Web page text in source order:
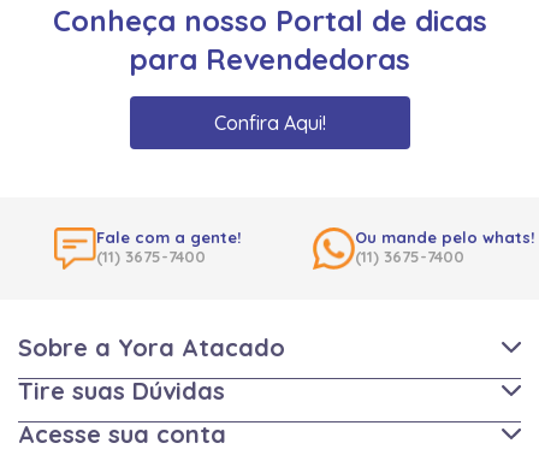
Conheça nosso Portal de dicas
para Revendedoras
Confira Aqui!
Fale com a gente!
(11) 3675-7400
Ou mande pelo whats!
(11) 3675-7400
Sobre a Yora Atacado
Tire suas Dúvidas
Acesse sua conta